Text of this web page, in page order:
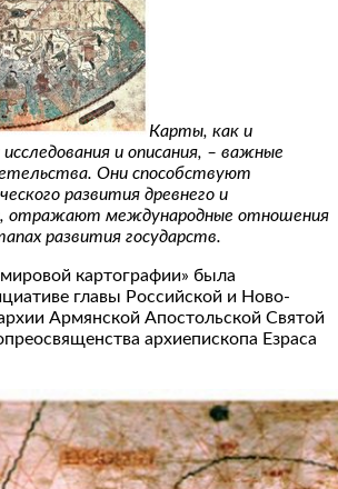
Карты, как и
и описания, – важные
Они способствуют
развития древнего и
отражают международные отношения
развития государств.
картографии» была
главы Российской и Ново-
Армянской Апостольской Святой
архиепископа Езраса